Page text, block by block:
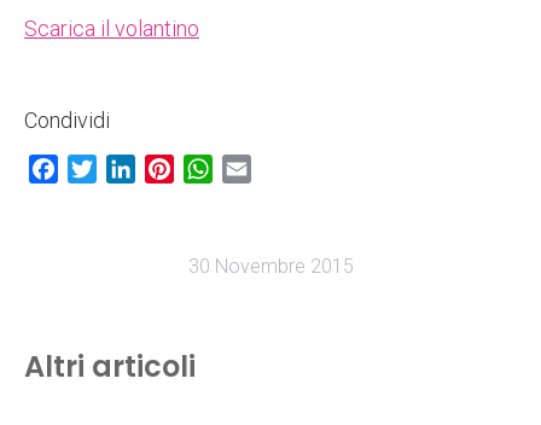
Scarica il volantino
Condividi
Facebook
TwitterLinkedInPinterestWhatsApp
30 Novembre 2015
Altri articoli